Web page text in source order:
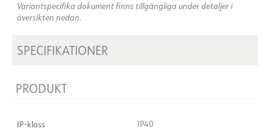
Variantspecifika dokument finns tillgängliga under detaljer i
översikten nedan.
SPECIFIKATIONER
PRODUKT
IP-klass IP40